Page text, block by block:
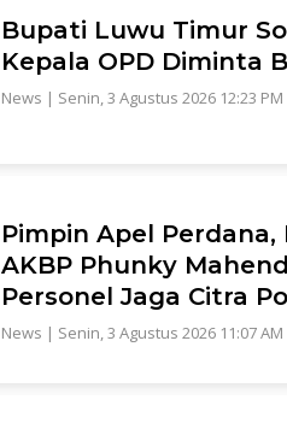
Bupati Luwu Timur
Kepala OPD Diminta
News | Senin, 3 Agustus 2026 12:23 PM
Pimpin Apel
AKBP Phunky
Personel Jaga Citra
News | Senin, 3 Agustus 2026 11:07 AM